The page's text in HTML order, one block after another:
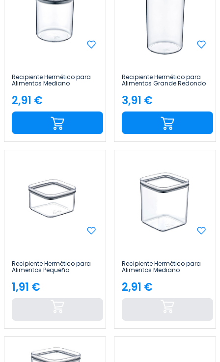
Recipiente Hermético para
Alimentos Mediano
7house
Precio
2,91 €
Recipiente Hermético para
Alimentos Grande Redondo
Precio
3,91 €
Recipiente Hermético para
Alimentos Pequeño
Cuadrado 10.5x10.5x7.5cm
7house
Precio
1,91 €
Recipiente Hermético para
Alimentos Mediano
7house
Precio
2,91 €